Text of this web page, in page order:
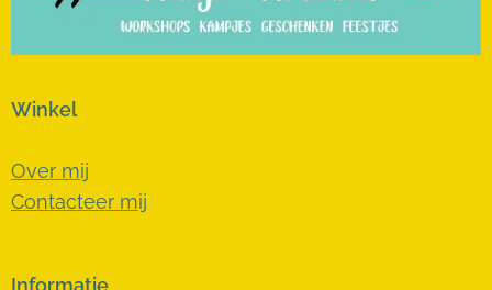
Winkel
Over mij
Contacteer mij
Informatie